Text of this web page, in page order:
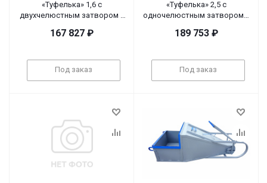
«Туфелька» 1,6 с
двухчелюстным затвором и
167 827 ₽
Под заказ
«Туфелька» 2,5 с
одночелюстным затвором и
189 753 ₽
Под заказ